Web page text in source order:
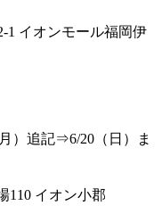
1 イオンモール福岡伊
）追記⇒6/20（日）ま
110 イオン小郡